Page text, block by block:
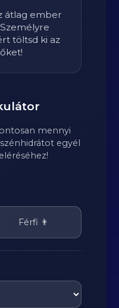
átlag ember
töltsd ki az
mennyi
egyél
Férfi 👨